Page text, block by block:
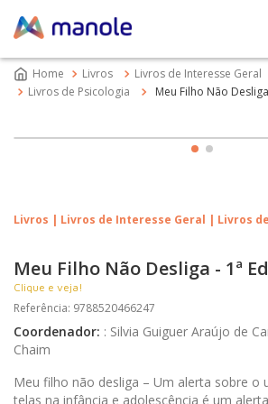
Livros
Livros de Interesse Geral
Livros de Psicologia
Meu Filho Não
Livros | Livros de Interesse Geral | Livros
Meu Filho Não Desliga - 1ª
Clique e veja!
Referência: 9788520466247
Coordenador: : Silvia Guiguer Araújo de
Chaim
Meu filho não desliga – Um alerta sobre o
telas na infância e adolescência é um